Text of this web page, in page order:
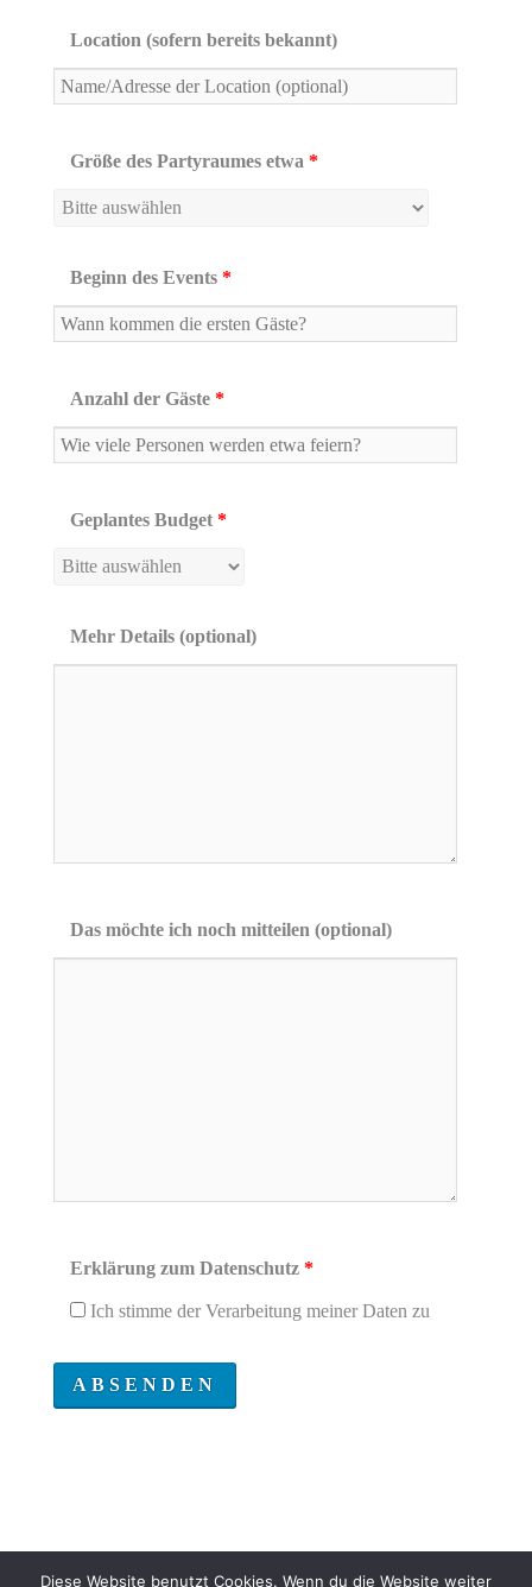
Location (sofern bereits bekannt)
Größe des Partyraumes etwa *
Beginn des Events *
Anzahl der Gäste *
Geplantes Budget *
Mehr Details (optional)
Das möchte ich noch mitteilen (optional)
Erklärung zum Datenschutz *
Ich stimme der Verarbeitung meiner Daten zu
Diese Website benutzt Cookies. Wenn du die Website weiter